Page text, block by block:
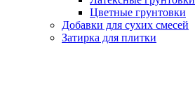
Цветные грунтовки
Добавки для сухих смесей
Затирка для плитки